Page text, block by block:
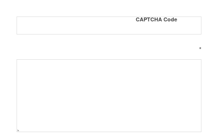
CAPTCHA Code
*